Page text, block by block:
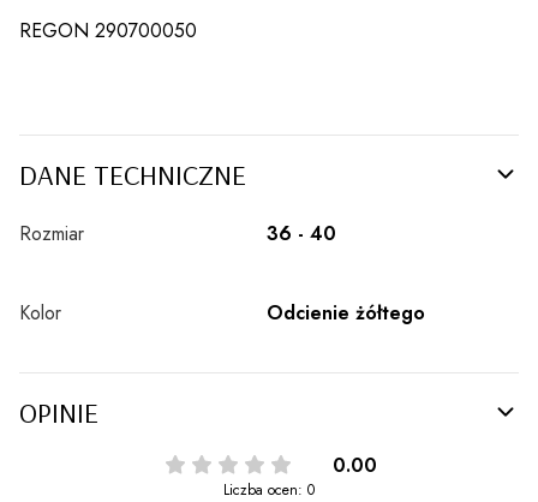
REGON 290700050
DANE TECHNICZNE
Rozmiar 36 - 40
Kolor Odcienie żółtego
OPINIE
0.00
Liczba ocen: 0